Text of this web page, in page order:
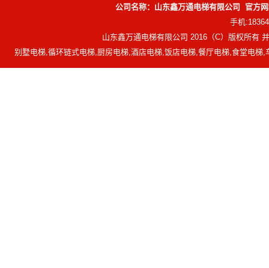
公司名称：山东鑫万通电梯有限公司 官方
手机
山东鑫万通电梯有限公司 2016（C）版权所有
别墅电梯,循环链式电梯,厨房电梯,酒店电梯,饭店电梯,餐厅电梯,食堂电